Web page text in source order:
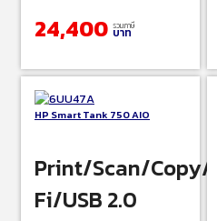
24,400 รวมภาษี
บาท
HP Smart Tank 750 AIO
Print/Scan/Copy/
Fi/USB 2.0